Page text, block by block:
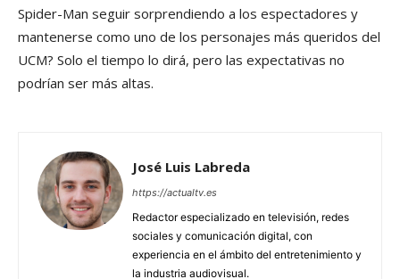
Spider-Man seguir sorprendiendo a los espectadores y
mantenerse como uno de los personajes más queridos del
UCM? Solo el tiempo lo dirá, pero las expectativas no
podrían ser más altas.
José Luis Labreda
https://actualtv.es
Redactor especializado en televisión, redes
sociales y comunicación digital, con
experiencia en el ámbito del entretenimiento y
la industria audiovisual.